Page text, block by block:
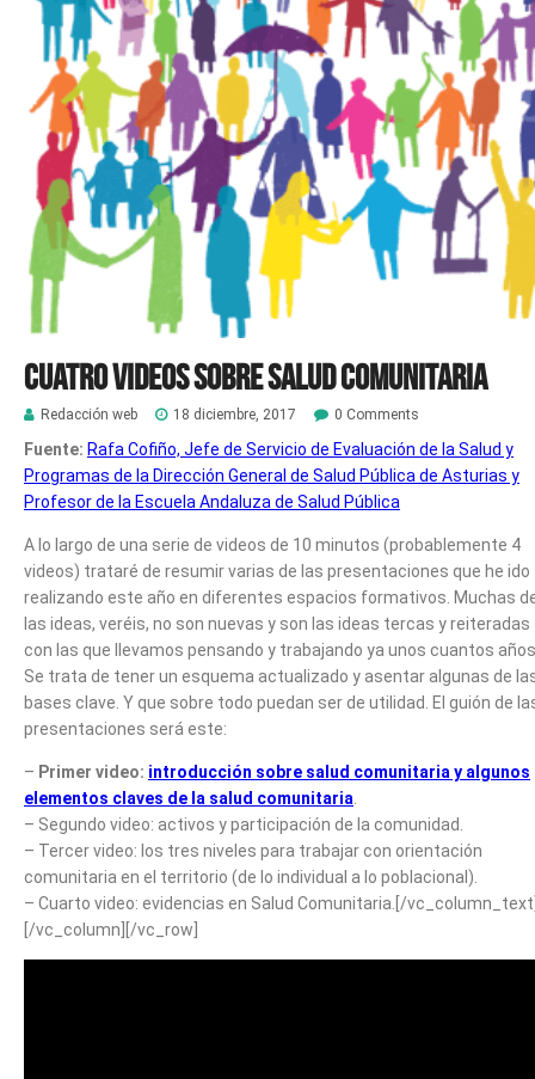
Cuatro videos sobre Salud Comunitaria
Redacción web 18 diciembre, 2017 0 Comments
Fuente: Rafa Cofiño, Jefe de Servicio de Evaluación de la Salud y
Programas de la Dirección General de Salud Pública de Asturias y
Profesor de la Escuela Andaluza de Salud Pública
A lo largo de una serie de videos de 10 minutos (probablemente 4
videos) trataré de resumir varias de las presentaciones que he ido
realizando este año en diferentes espacios formativos. Muchas
las ideas, veréis, no son nuevas y son las ideas tercas y reiteradas
con las que llevamos pensando y trabajando ya unos cuantos
Se trata de tener un esquema actualizado y asentar algunas de
bases clave. Y que sobre todo puedan ser de utilidad. El guión de
presentaciones será este:
– Primer video: introducción sobre salud comunitaria y algunos
elementos claves de la salud comunitaria
– Segundo video: activos y participación de la comunidad.
– Tercer video: los tres niveles para trabajar con orientación
comunitaria en el territorio (de lo individual a lo poblacional).
– Cuarto video: evidencias en Salud Comunitaria.[/
[/vc_column][/vc_row]